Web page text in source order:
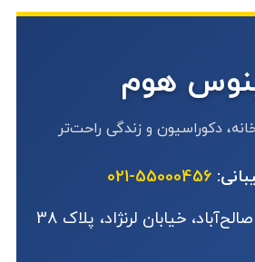
هوم
دکوراسیون و زندگی راحت‌تر
55000456-021
خیابان لرنژاد، پلاک 38